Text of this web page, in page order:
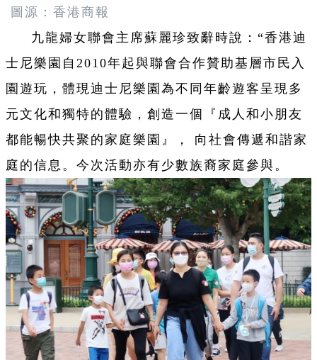
圖源：香港商報
九龍婦女聯會主席蘇麗珍致辭時說：“香港迪
士尼樂園自2010年起與聯會合作贊助基層市民入
園遊玩，體現迪士尼樂園為不同年齡遊客呈現多
元文化和獨特的體驗，創造一個『成人和小朋友
都能暢快共聚的家庭樂園』， 向社會傳遞和諧家
庭的信息。今次活動亦有少數族裔家庭參與。